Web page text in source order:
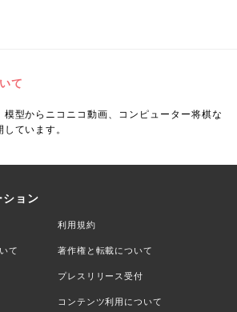
て
模型からニコニコ動画、コンピューター将棋な
ています。
ョン
利用規約
て 著作権と転載について
プレスリリース受付
コンテンツ利用について